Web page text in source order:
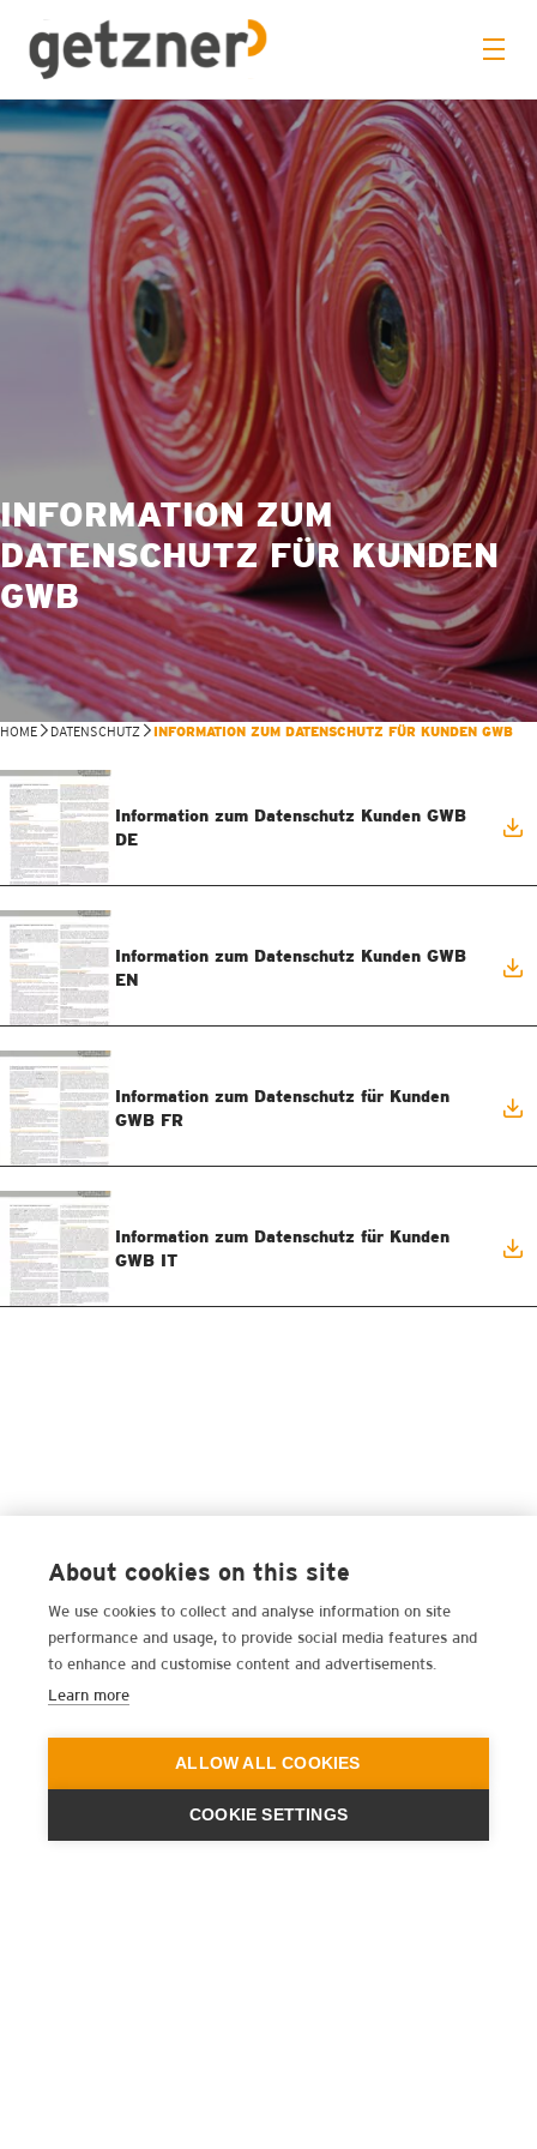
INFORMATION ZUM
DATENSCHUTZ FÜR KUNDEN
GWB
HOME DATENSCHUTZ INFORMATION ZUM DATENSCHUTZ FÜR KUNDEN GWB
Information zum Datenschutz Kunden GWB
DE
Information zum Datenschutz Kunden GWB
EN
Information zum Datenschutz für Kunden
GWB FR
Information zum Datenschutz für Kunden
GWB IT
About cookies on this site
We use cookies to collect and analyse information on site
performance and usage, to provide social media features and
to enhance and customise content and advertisements.
Learn more
ALLOW ALL COOKIES
COOKIE SETTINGS